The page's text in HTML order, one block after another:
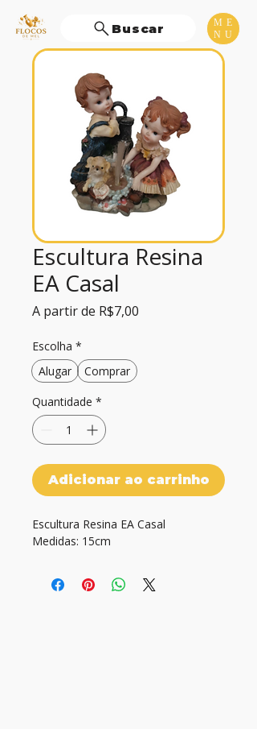
ME
NU
Buscar
Escultura Resina
EA Casal
A partir de R$7,00
Escolha *
Alugar
Comprar
Quantidade *
Adicionar ao carrinho
Escultura Resina EA Casal
Medidas: 15cm